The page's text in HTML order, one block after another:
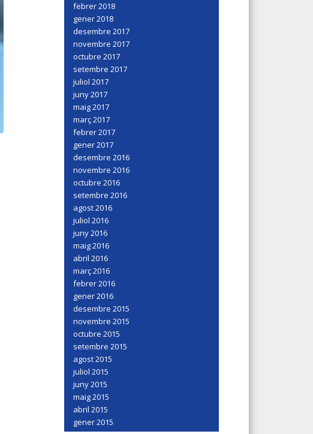
febrer 2018
gener 2018
desembre 2017
novembre 2017
octubre 2017
setembre 2017
juliol 2017
juny 2017
maig 2017
març 2017
febrer 2017
gener 2017
desembre 2016
novembre 2016
octubre 2016
setembre 2016
agost 2016
juliol 2016
juny 2016
maig 2016
abril 2016
març 2016
febrer 2016
gener 2016
desembre 2015
novembre 2015
octubre 2015
setembre 2015
agost 2015
juliol 2015
juny 2015
maig 2015
abril 2015
gener 2015